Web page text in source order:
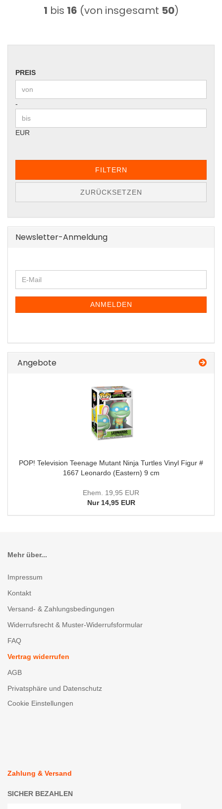
1 bis 16 (von insgesamt 50)
PREIS
PREIS
Preis bis
-
EUR
FILTERN
ZURÜCKSETZEN
Newsletter-Anmeldung
ZUR
E-
Mail
ANMELDEN
Angebote
POP! Television Teenage Mutant Ninja Turtles Vinyl Figur #
1667 Leonardo (Eastern) 9 cm
Ehem. 19,95 EUR
Nur 14,95 EUR
Mehr über...
Impressum
Kontakt
Versand- & Zahlungsbedingungen
Widerrufsrecht & Muster-Widerrufsformular
FAQ
Vertrag widerrufen
AGB
Privatsphäre und Datenschutz
Cookie Einstellungen
Zahlung & Versand
SICHER BEZAHLEN